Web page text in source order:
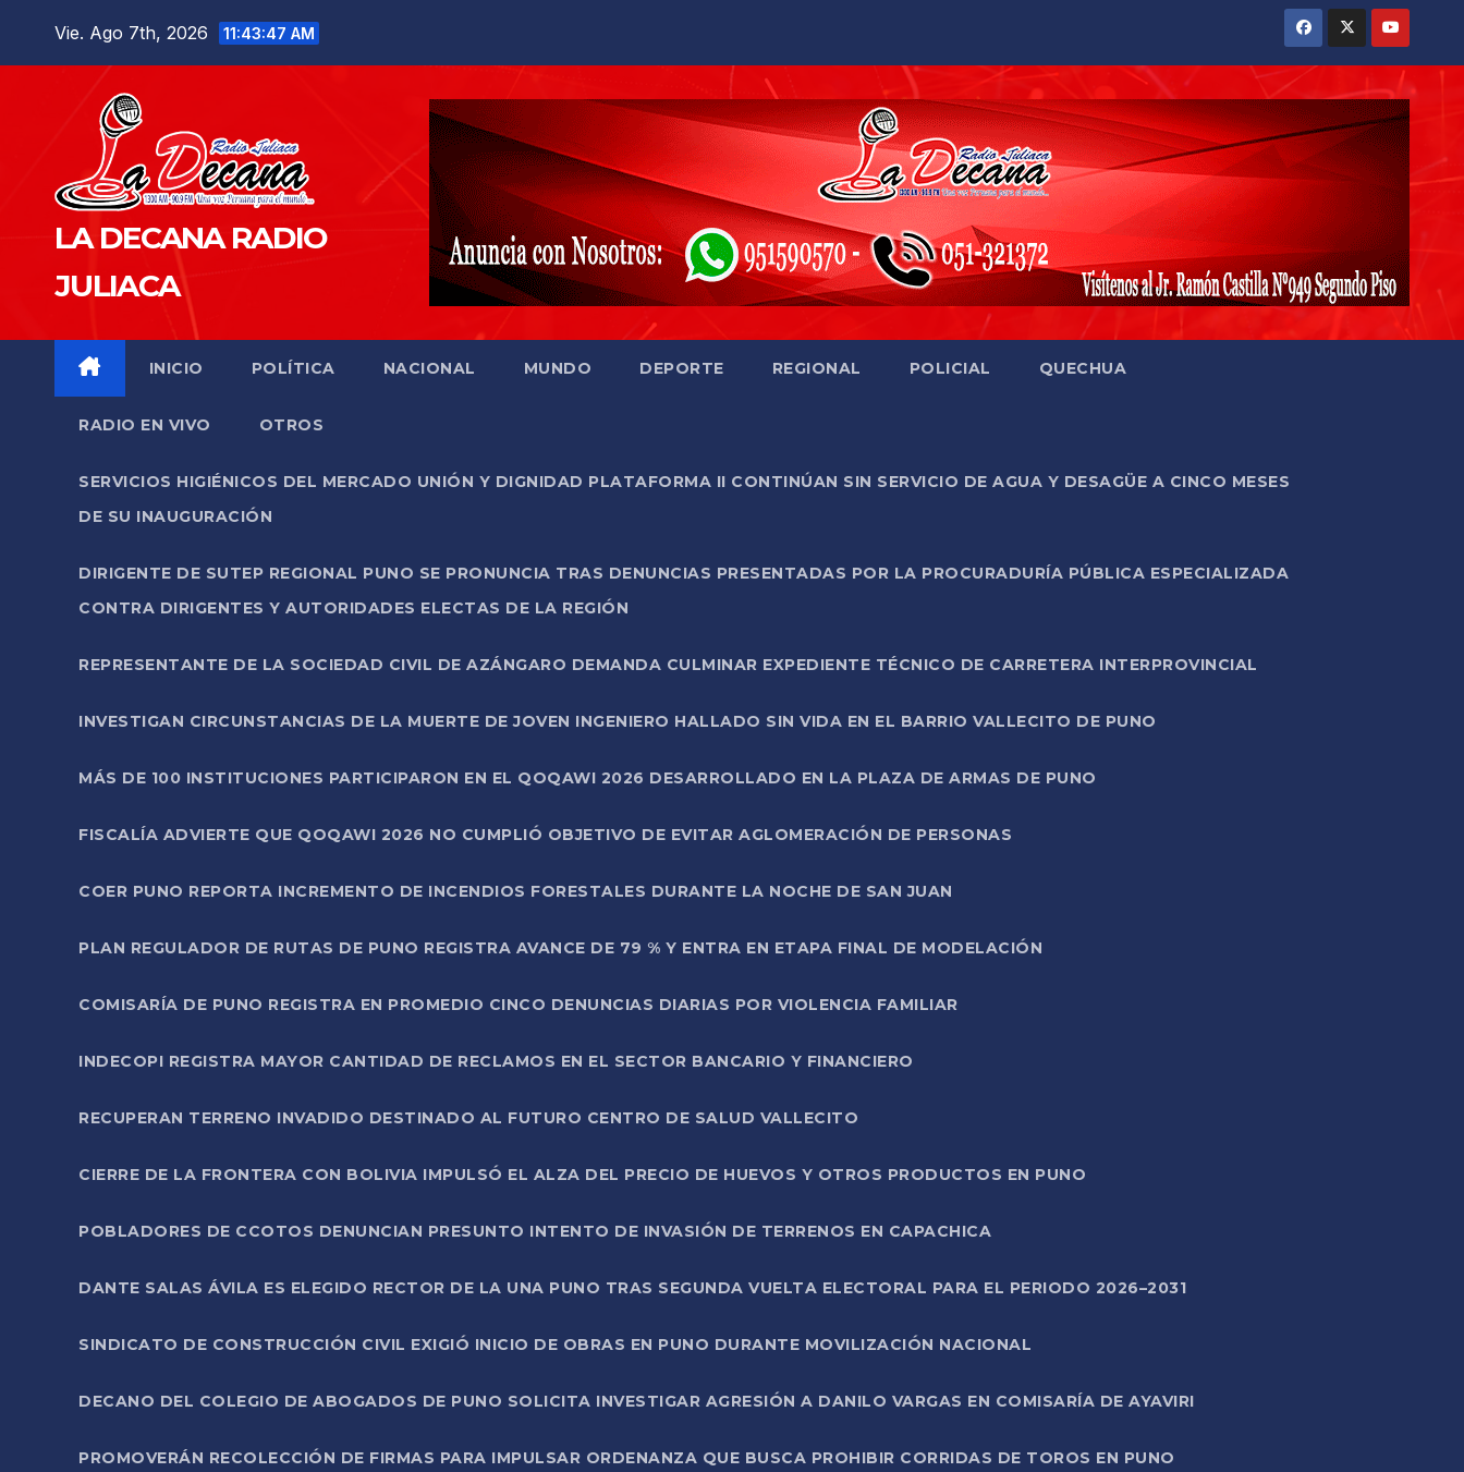
Vie. Ago 7th, 2026 11:43:48 AM
LA DECANA RADIO
JULIACA
INICIO POLÍTICA NACIONAL MUNDO DEPORTE REGIONAL POLICIAL QUECHUA
RADIO EN VIVO OTROS
SERVICIOS HIGIÉNICOS DEL MERCADO UNIÓN Y DIGNIDAD PLATAFORMA II CONTINÚAN SIN SERVICIO DE AGUA Y DESAGÜE A CINCO MESES
DE SU INAUGURACIÓN
DIRIGENTE DE SUTEP REGIONAL PUNO SE PRONUNCIA TRAS DENUNCIAS PRESENTADAS POR LA PROCURADURÍA PÚBLICA ESPECIALIZADA
CONTRA DIRIGENTES Y AUTORIDADES ELECTAS DE LA REGIÓN
REPRESENTANTE DE LA SOCIEDAD CIVIL DE AZÁNGARO DEMANDA CULMINAR EXPEDIENTE TÉCNICO DE CARRETERA INTERPROVINCIAL
INVESTIGAN CIRCUNSTANCIAS DE LA MUERTE DE JOVEN INGENIERO HALLADO SIN VIDA EN EL BARRIO VALLECITO DE PUNO
MÁS DE 100 INSTITUCIONES PARTICIPARON EN EL QOQAWI 2026 DESARROLLADO EN LA PLAZA DE ARMAS DE PUNO
FISCALÍA ADVIERTE QUE QOQAWI 2026 NO CUMPLIÓ OBJETIVO DE EVITAR AGLOMERACIÓN DE PERSONAS
COER PUNO REPORTA INCREMENTO DE INCENDIOS FORESTALES DURANTE LA NOCHE DE SAN JUAN
PLAN REGULADOR DE RUTAS DE PUNO REGISTRA AVANCE DE 79 % Y ENTRA EN ETAPA FINAL DE MODELACIÓN
COMISARÍA DE PUNO REGISTRA EN PROMEDIO CINCO DENUNCIAS DIARIAS POR VIOLENCIA FAMILIAR
INDECOPI REGISTRA MAYOR CANTIDAD DE RECLAMOS EN EL SECTOR BANCARIO Y FINANCIERO
RECUPERAN TERRENO INVADIDO DESTINADO AL FUTURO CENTRO DE SALUD VALLECITO
CIERRE DE LA FRONTERA CON BOLIVIA IMPULSÓ EL ALZA DEL PRECIO DE HUEVOS Y OTROS PRODUCTOS EN PUNO
POBLADORES DE CCOTOS DENUNCIAN PRESUNTO INTENTO DE INVASIÓN DE TERRENOS EN CAPACHICA
DANTE SALAS ÁVILA ES ELEGIDO RECTOR DE LA UNA PUNO TRAS SEGUNDA VUELTA ELECTORAL PARA EL PERIODO 2026–2031
SINDICATO DE CONSTRUCCIÓN CIVIL EXIGIÓ INICIO DE OBRAS EN PUNO DURANTE MOVILIZACIÓN NACIONAL
DECANO DEL COLEGIO DE ABOGADOS DE PUNO SOLICITA INVESTIGAR AGRESIÓN A DANILO VARGAS EN COMISARÍA DE AYAVIRI
PROMOVERÁN RECOLECCIÓN DE FIRMAS PARA IMPULSAR ORDENANZA QUE BUSCA PROHIBIR CORRIDAS DE TOROS EN PUNO